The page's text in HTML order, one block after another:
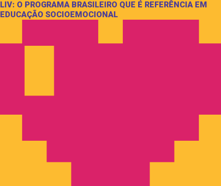
LIV: O PROGRAMA BRASILEIRO QUE É REFERÊNCIA EM
EDUCAÇÃO SOCIOEMOCIONAL